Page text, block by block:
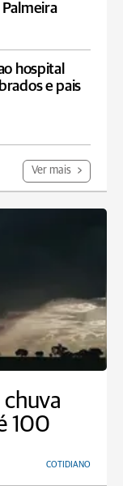
hospital
e pais
Ver mais
chuva
100
COTIDIANO